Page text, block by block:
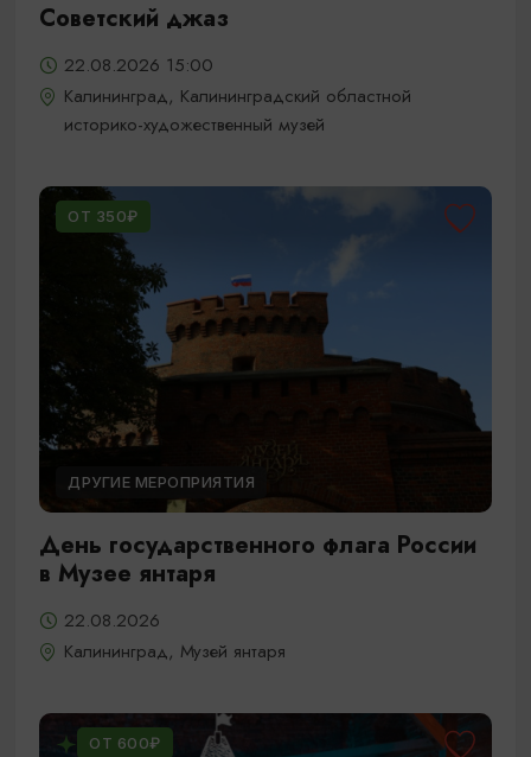
Советский джаз
22.08.2026 15:00
Калининград, Калининградский областной
историко-художественный музей
ОТ 350₽
ДРУГИЕ МЕРОПРИЯТИЯ
День государственного флага России
в Музее янтаря
22.08.2026
Калининград, Музей янтаря
ОТ 600₽